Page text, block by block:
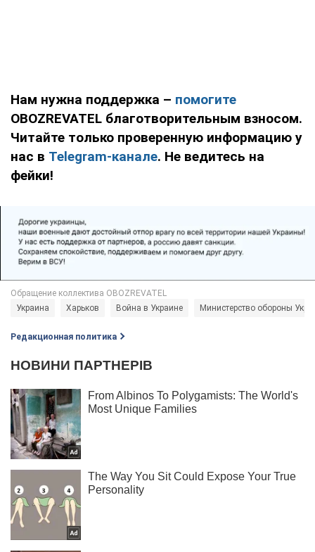
Нам нужна поддержка – помогите
OBOZREVATEL благотворительным взносом.
Читайте только проверенную информацию у
нас в Telegram-канале. Не ведитесь на
фейки!
Украина Харьков Война в Украине Министерство обороны
Редакционная политика